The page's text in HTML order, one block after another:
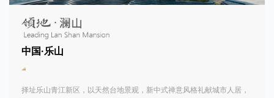
中国·乐山
择址乐山青江新区，以天然台地景观，新中式禅意风格礼献城市人居，